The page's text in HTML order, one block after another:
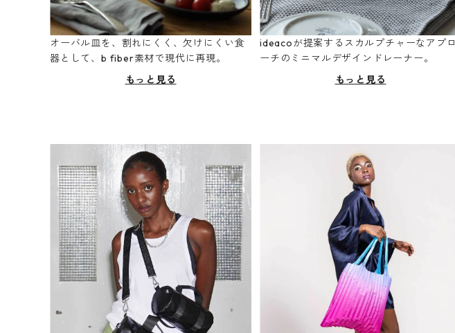
オーバル皿を、割れにくく、欠けにくい食
器として、b fiber素材で現代に再現。
もっと見る
ideacoが提案するスカルプチャーなアプロ
ーチのミニマルデザインドレーナー。
もっと見る